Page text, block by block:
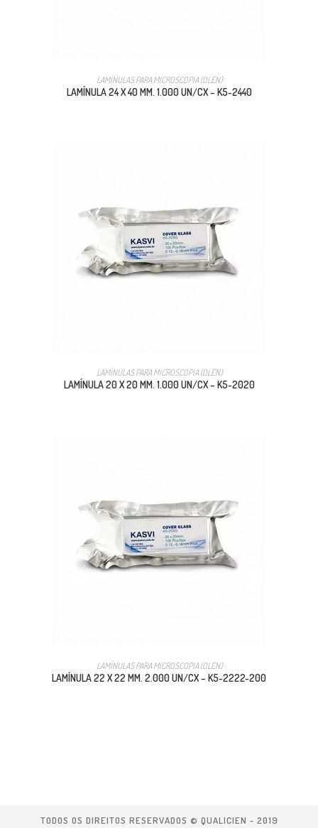
LAMÍNULAS PARA MICROSCOPIA (OLEN)
LAMÍNULA 24 X 40 MM. 1.000 UN/CX – K5-2440
LAMÍNULAS PARA MICROSCOPIA (OLEN)
LAMÍNULA 20 X 20 MM. 1.000 UN/CX – K5-2020
LAMÍNULAS PARA MICROSCOPIA (OLEN)
LAMÍNULA 22 X 22 MM. 2.000 UN/CX – K5-2222-200
TODOS OS DIREITOS RESERVADOS © QUALICIEN - 2019